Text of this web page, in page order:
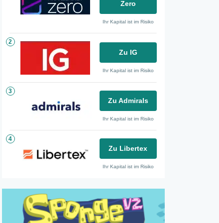
Zero
Ihr Kapital ist im Risiko
2
Zu IG
Ihr Kapital ist im Risiko
3
Zu Admirals
Ihr Kapital ist im Risiko
4
Zu Libertex
Ihr Kapital ist im Risiko